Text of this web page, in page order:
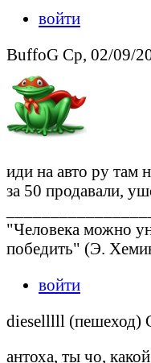
войти
BuffoG Ср, 02/09/
иди на авто ру там
за 50 продавали,
"Человека можно
победить" (Э.
войти
dieselllll (пешеход)
антоха, ты чо,